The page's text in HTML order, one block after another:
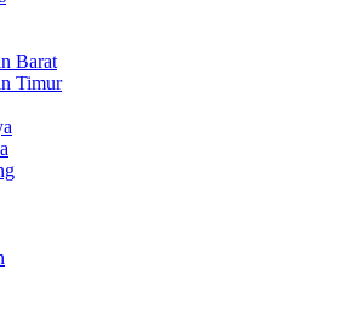
Barat
Timur